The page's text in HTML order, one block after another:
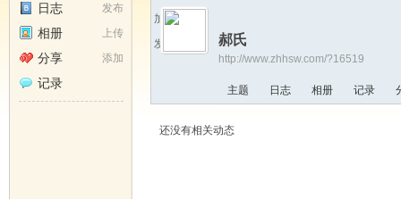
发布
日志
上传
相册
添加
分享
记录
加为好友
发送消息
郝氏
http://www.zhhsw.com/?16519
主题 日志 相册 记录
还没有相关动态